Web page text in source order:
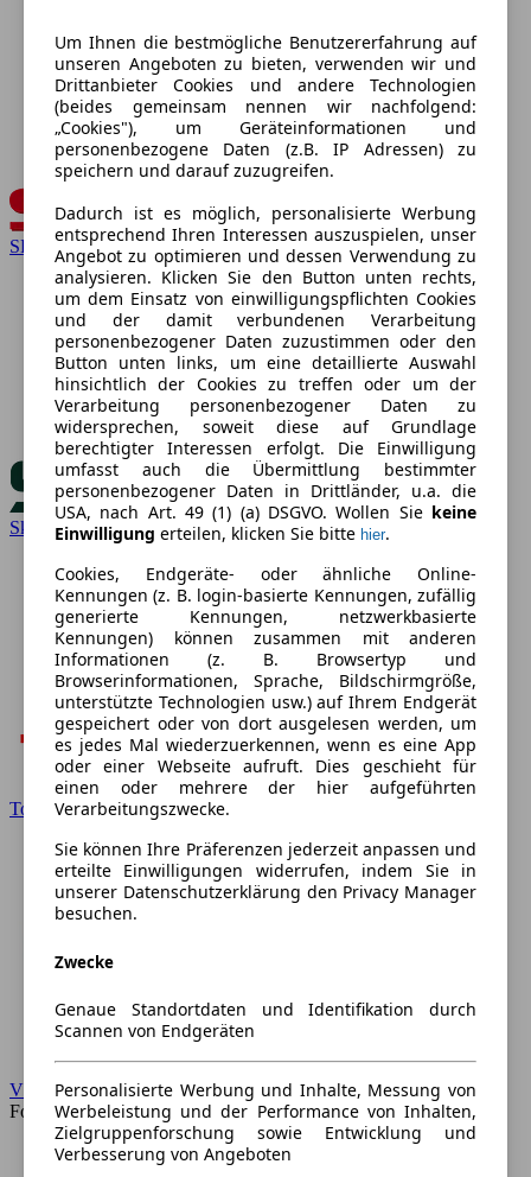
SEAT
Skoda
Toyota
VW
Forum
Um Ihnen die bestmögliche Benutzererfahrung auf
unseren Angeboten zu bieten, verwenden wir und
Drittanbieter Cookies und andere Technologien
(beides gemeinsam nennen wir nachfolgend:
„Cookies"), um Geräteinformationen und
personenbezogene Daten (z.B. IP Adressen) zu
speichern und darauf zuzugreifen.
Dadurch ist es möglich, personalisierte Werbung
entsprechend Ihren Interessen auszuspielen, unser
Angebot zu optimieren und dessen Verwendung zu
analysieren. Klicken Sie den Button unten rechts,
um dem Einsatz von einwilligungspflichten Cookies
und der damit verbundenen Verarbeitung
personenbezogener Daten zuzustimmen oder den
Button unten links, um eine detaillierte Auswahl
hinsichtlich der Cookies zu treffen oder um der
Verarbeitung personenbezogener Daten zu
widersprechen, soweit diese auf Grundlage
berechtigter Interessen erfolgt. Die Einwilligung
umfasst auch die Übermittlung bestimmter
personenbezogener Daten in Drittländer, u.a. die
USA, nach Art. 49 (1) (a) DSGVO. Wollen Sie keine
Einwilligung erteilen, klicken Sie bitte hier.
Cookies, Endgeräte- oder ähnliche Online-
Kennungen (z. B. login-basierte Kennungen, zufällig
generierte Kennungen, netzwerkbasierte
Kennungen) können zusammen mit anderen
Informationen (z. B. Browsertyp und
Browserinformationen, Sprache, Bildschirmgröße,
unterstützte Technologien usw.) auf Ihrem Endgerät
gespeichert oder von dort ausgelesen werden, um
es jedes Mal wiederzuerkennen, wenn es eine App
oder einer Webseite aufruft. Dies geschieht für
einen oder mehrere der hier aufgeführten
Verarbeitungszwecke.
Sie können Ihre Präferenzen jederzeit anpassen und
erteilte Einwilligungen widerrufen, indem Sie in
unserer Datenschutzerklärung den Privacy Manager
besuchen.
Zwecke
Genaue Standortdaten und Identifikation durch
Scannen von Endgeräten
Personalisierte Werbung und Inhalte, Messung von
Werbeleistung und der Performance von Inhalten,
Zielgruppenforschung sowie Entwicklung und
Verbesserung von Angeboten